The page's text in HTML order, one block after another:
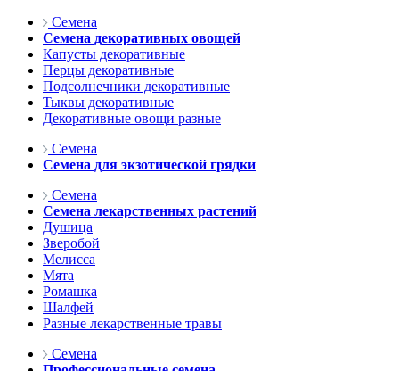
Семена
Семена декоративных овощей
Капусты декоративные
Перцы декоративные
Подсолнечники декоративные
Тыквы декоративные
Декоративные овощи разные
Семена
Семена для экзотической грядки
Семена
Семена лекарственных растений
Душица
Зверобой
Мелисса
Мята
Ромашка
Шалфей
Разные лекарственные травы
Семена